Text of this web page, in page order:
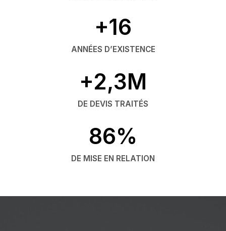
+16
ANNÉES D’EXISTENCE
+2,3M
DE DEVIS TRAITÉS
86%
DE MISE EN RELATION